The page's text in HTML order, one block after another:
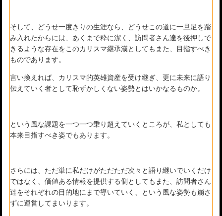
そして、どうせ一度きりの生涯なら、どうせこの道に一旦足を踏
み入れたからには、あくまで粋に潔く、訪問者さん達を後押しで
きるような存在をこのカリスマ継承漢としてもまた、目指すべき
ものであります。
言い換えれば、カリスマ的英雄資産を受け継ぎ、更に未来に語り
伝えていく者として恥ずかしくない姿勢とはいかなるものか。
という風な課題を一つ一つ乗り超えていくところが、私としても
本来目指すべき姿でもあります。
さらには、ただ単に私だけがただただ次々と語り継いでいくだけ
ではなく、価値ある情報を提供する側としてもまた、訪問者さん
達をそれぞれの目的地にまで導いていく、という風な姿勢も崩さ
ずに運営してまいります。